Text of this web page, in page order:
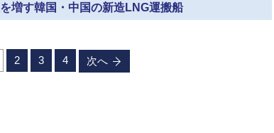
増す韓国・中国の新造LNG運搬船
2 3 4 次へ